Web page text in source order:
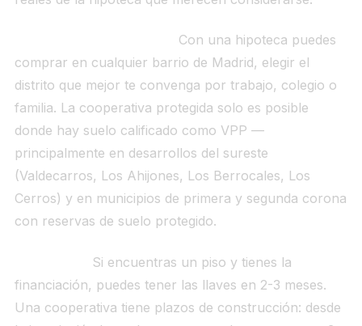
Con una hipoteca puedes
comprar en cualquier barrio de Madrid, elegir el
distrito que mejor te convenga por trabajo, colegio o
familia. La cooperativa protegida solo es posible
donde hay suelo calificado como VPP —
principalmente en desarrollos del sureste
(Valdecarros, Los Ahijones, Los Berrocales, Los
Cerros) y en municipios de primera y segunda corona
con reservas de suelo protegido.
Si encuentras un piso y tienes la
financiación, puedes tener las llaves en 2-3 meses.
Una cooperativa tiene plazos de construcción: desde